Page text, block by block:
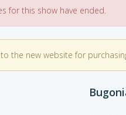
for this show have ended.
the new website for